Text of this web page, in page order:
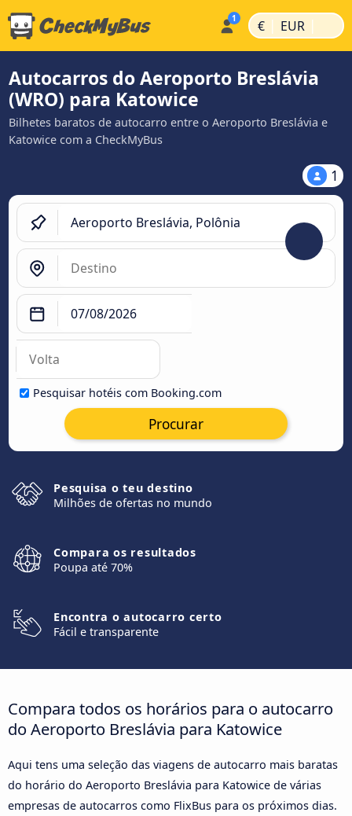
€ | EUR |
Autocarros do Aeroporto Breslávia
(WRO) para Katowice
Bilhetes baratos de autocarro entre o Aeroporto Breslávia e
Katowice com a CheckMyBus
1
Pesquisar hotéis com Booking.com
Procurar
Pesquisa o teu destino
Milhões de ofertas no mundo
Compara os resultados
Poupa até 70%
Encontra o autocarro certo
Fácil e transparente
Compara todos os horários para o autocarro
do Aeroporto Breslávia para Katowice
Aqui tens uma seleção das viagens de autocarro mais baratas
do horário do Aeroporto Breslávia para Katowice de várias
empresas de autocarros como FlixBus para os próximos dias.